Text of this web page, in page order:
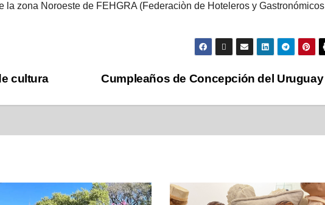
la zona Noroeste de FEHGRA (Federaciòn de Hoteleros y Gastronómicos
Cumpleaños de Concepción del Uruguay
cultura